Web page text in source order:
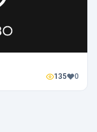
135 0